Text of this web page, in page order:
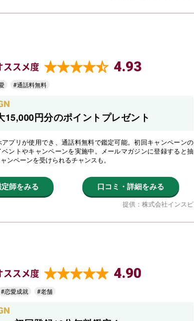
ススメ度 4.93
#通話料無料
15,000円分のポイントプレゼント
プリが使用でき、通話料無料で鑑定可能。初回キャンペーンの
ントやキャンペーンを実施中。メールマガジンに登録すると抽
ンペーンを受けられるチャンスも。
師をみる 口コミ・詳細をみる
提供：株式会社インスピ
ススメ度 4.90
#恋愛成就 #老舗